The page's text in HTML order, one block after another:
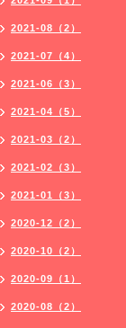
2021-08（2）
2021-07（4）
2021-06（3）
2021-04（5）
2021-03（2）
2021-02（3）
2021-01（3）
2020-12（2）
2020-10（2）
2020-09（1）
2020-08（2）